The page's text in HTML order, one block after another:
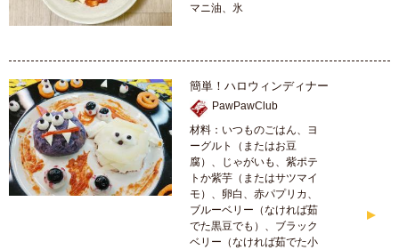
マニ油、氷
簡単！ハロウィンディナー
PawPawClub
材料：いつものごはん、ヨ
ーグルト（またはお豆
腐）、じゃがいも、紫ポテ
トか紫芋（またはサツマイ
モ）、卵白、赤パプリカ、
ブルーベリー（なければ茹
でた黒豆でも）、ブラック
ベリー（なければ茹でた小